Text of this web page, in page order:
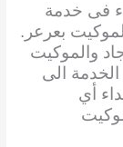
فى خدمة
بعرعر.
والموكيت
الى
أي